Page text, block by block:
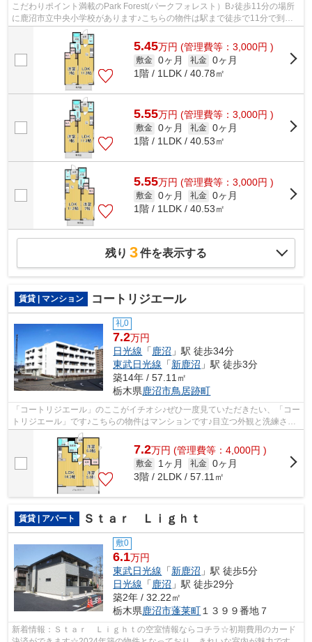
こだわりポイント満載のPark Forest(パークフォレスト）B♪徒歩11分の場所
に鹿沼市立中央小学校があります♪こちらの物件は駅まで徒歩で11分で到着
します♪こちらの物件はアパートです♪鹿...
5.45万円 (管理費等：3,000円 )
敷金 0ヶ月 礼金 0ヶ月
1階 / 1LDK / 40.78㎡
5.55万円 (管理費等：3,000円 )
敷金 0ヶ月 礼金 0ヶ月
1階 / 1LDK / 40.53㎡
5.55万円 (管理費等：3,000円 )
敷金 0ヶ月 礼金 0ヶ月
1階 / 1LDK / 40.53㎡
残り 3件を表示する
賃貸 | マンション コートリジエール
礼0
7.2万円
日光線 「鹿沼 」駅 徒歩34分
東武日光線 「新鹿沼 」駅 徒歩3分
築14年 / 57.11㎡
栃木県鹿沼市鳥居跡町
「コートリジエール」のここがイチオシ♪ぜひ一度見ていただきたい、「コー
トリジエール」です♪こちらの物件はマンションです♪目立つ外観と洗練され
た設計の内装を持つデザイナーズ♪内...
7.2万円 (管理費等：4,000円 )
敷金 1ヶ月 礼金 0ヶ月
3階 / 2LDK / 57.11㎡
賃貸 | アパート Ｓｔａｒ Ｌｉｇｈｔ
敷0
6.1万円
東武日光線 「新鹿沼 」駅 徒歩5分
日光線 「鹿沼 」駅 徒歩29分
築2年 / 32.22㎡
栃木県鹿沼市蓬莱町１３９９番地７
新着情報：Ｓｔａｒ Ｌｉｇｈｔの空室情報ならコチラ☆初期費用のカード